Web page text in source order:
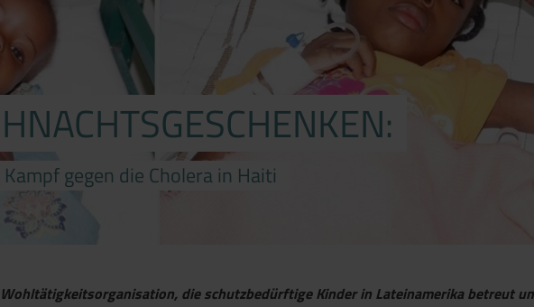
gegen die Cholera in Haiti
die schutzbedürftige Kinder in Lateinamerika betreut